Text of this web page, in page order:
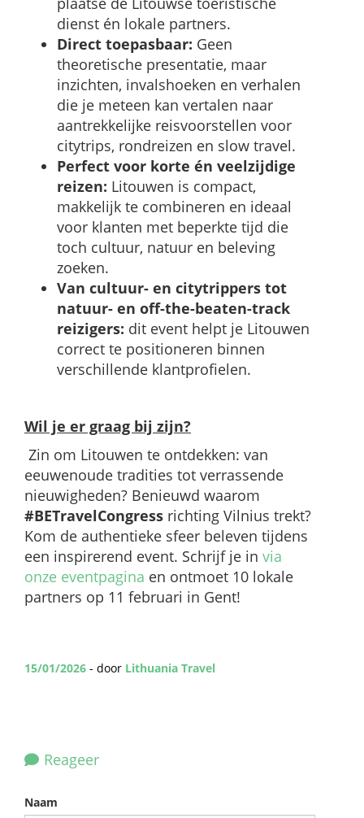
dienst én lokale partners.
Direct toepasbaar: Geen
theoretische presentatie, maar
inzichten, invalshoeken en verhalen
die je meteen kan vertalen naar
aantrekkelijke reisvoorstellen voor
citytrips, rondreizen en slow travel.
Perfect voor korte én veelzijdige
reizen: Litouwen is compact,
makkelijk te combineren en ideaal
voor klanten met beperkte tijd die
toch cultuur, natuur en beleving
zoeken.
Van cultuur- en citytrippers tot
natuur- en off-the-beaten-track
reizigers: dit event helpt je Litouwen
correct te positioneren binnen
verschillende klantprofielen. ​
Wil je er graag bij zijn?
Zin om Litouwen te ontdekken: van
eeuwenoude tradities tot verrassende
nieuwigheden? Benieuwd waarom
#BETravelCongress richting Vilnius trekt?
Kom de authentieke sfeer beleven tijdens
een inspirerend event. Schrijf je in via
onze eventpagina en ontmoet 10 lokale
partners op 11 februari in Gent!
15/01/2026 - door Lithuania Travel
Reageer
Naam